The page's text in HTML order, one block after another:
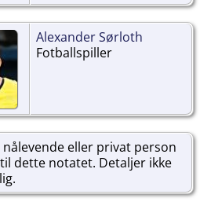
Alexander Sørloth
Fotballspiller
nålevende eller privat person
dette notatet. Detaljer ikke